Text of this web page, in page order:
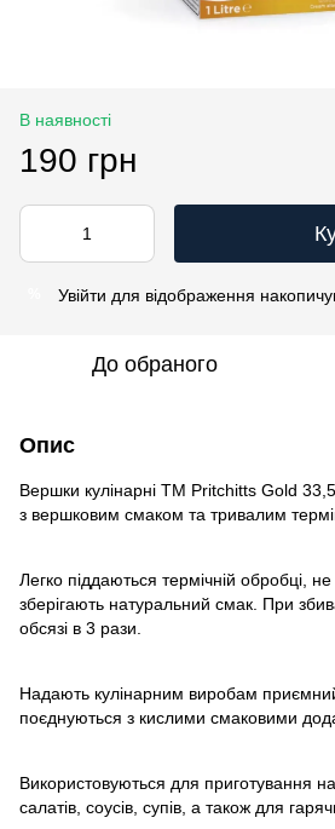
В наявності
190 грн
Увійти для відображення
До обраного
Опис
Вершки кулінарні TM Pritchitts Gold
з вершковим смаком та тривалим
Легко піддаються термічній обробці, не
зберігають натуральний смак. При
обсязі в 3 рази.
Надають кулінарним виробам
поєднуються з кислими смаковими
Використовуються для приготування
салатів, соусів, супів, а також для